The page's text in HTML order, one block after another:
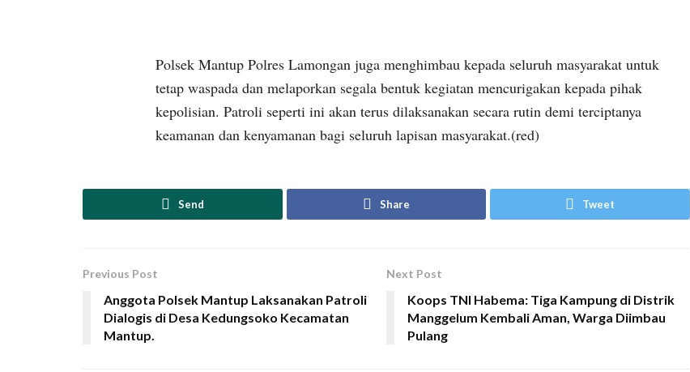
Polsek Mantup Polres Lamongan juga menghimbau kepada seluruh masyarakat untuk
tetap waspada dan melaporkan segala bentuk kegiatan mencurigakan kepada pihak
kepolisian. Patroli seperti ini akan terus dilaksanakan secara rutin demi terciptanya
keamanan dan kenyamanan bagi seluruh lapisan masyarakat.(red)
Send Share Tweet
Previous Post
Anggota Polsek Mantup Laksanakan Patroli
Dialogis di Desa Kedungsoko Kecamatan
Mantup.
Next Post
Koops TNI Habema: Tiga Kampung di Distrik
Manggelum Kembali Aman, Warga Diimbau
Pulang